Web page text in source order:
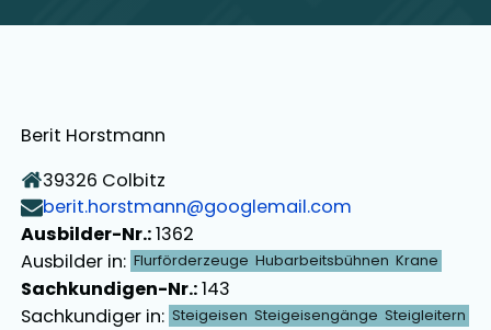
Berit Horstmann
39326 Colbitz
berit.horstmann@googlemail.com
Ausbilder-Nr.:1362
Ausbilder in: Flurförderzeuge Hubarbeitsbühnen Krane
Sachkundigen-Nr.:143
Sachkundiger in: Steigeisen Steigeisengänge Steigleitern